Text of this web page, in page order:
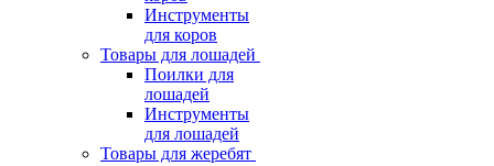
Инструменты
для коров
Товары для лошадей
Поилки для
лошадей
Инструменты
для лошадей
Товары для жеребят